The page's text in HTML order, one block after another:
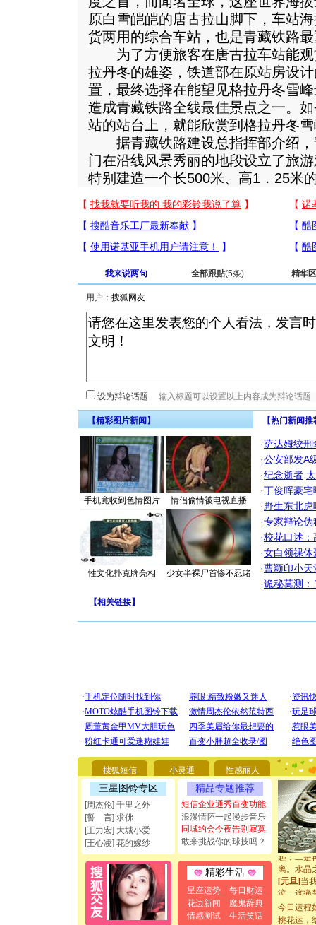
原白雪皑皑的唐古拉山脚下，车站
货两用的综合车站，也是青藏铁路
为了方便旅客在唐古拉车站能观
拉丹冬的雄姿，铁道部在原站房设
置，最终选择在能望见格拉丹冬雪
造成青藏铁路全线最佳景点之一。
站的站台上，就能欣赏到格拉丹冬雪
据青藏铁路建设总指挥部介绍，
门在沿线风景秀丽的地段设立了旅
特别建造一个长500米、高1．25米
我来说两句 全部跟贴(5条) 精华区
用户：
设为辩论话题
【精彩图片新闻】
手机竟收到色情图片 情侣偷情被电视直播
性文化扑克牌亮相 少女半裸尸首惨不忍睹
【热门新闻
·萨达姆绞刑
·公安部发A
·纪念逝者
·丁俊晖豪
·野生东北
·专家辩论伪
·校花口述：
·女白领祼体
·曹颖印小天
·诡秘莫测：
【相关链接】
搜狐短信 小灵通 性感丽人
三星图铃专区
[周杰伦] 千里之外
[誓 言] 求佛
[王力宏] 大城小爱
[王心凌] 花的嫁纱
精品专题推荐
短信企业通秀百变功能
浪漫情怀一起漫步音乐
同城约会今夜告别寂寞
敢来挑战你的球技吗？
精彩生活
星座运势
每日财运
花边新闻
魔鬼辞典
情感测试
生活笑话
[圣诞节]
你太多
要平安
[圣诞节]
能正大光
都要快乐
[圣诞节]
如意,快
[元旦]看
断电。爱
你是我专
[元旦]如
起；二是
离。水晶
[元旦]当
泣，这痛
[春节]风
今日运程
桃花运，